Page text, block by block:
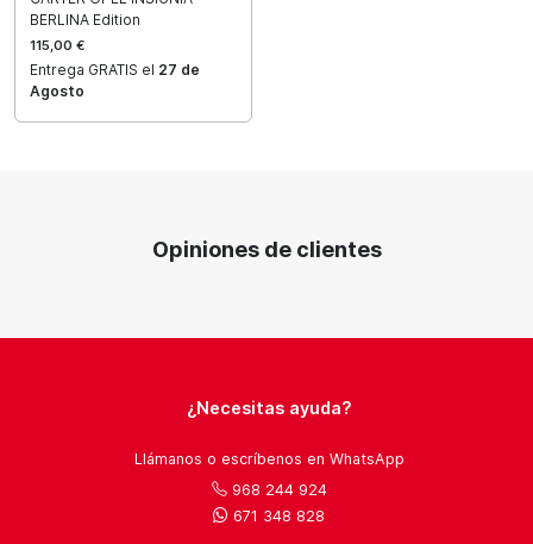
BERLINA Edition
115,00 €
Entrega GRATIS el 27 de
Agosto
Opiniones de clientes
¿Necesitas ayuda?
Llámanos o escríbenos en WhatsApp
968 244 924
671 348 828